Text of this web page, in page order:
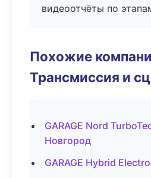
видеоотчёты по
Похожие
Трансмиссия и
GARAGE Nord
Новгород
GARAGE Hybrid